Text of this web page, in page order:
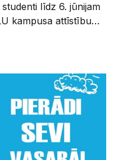
līdz 6. jūnijam
kampusa attīstību
fakultātes. Jauno
studentu